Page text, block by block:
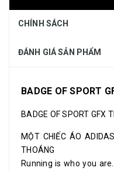
CHÍNH SÁCH
ĐÁNH GIÁ SẢN PHẨM
BADGE OF SPORT
BADGE OF SPORT GFX
MỘT CHIẾC ÁO
THOÁNG
Running is who you